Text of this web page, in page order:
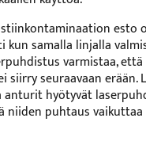
esto
kun samalla linjalla
varmistaa,
siirry seuraavaan erään.
hyötyvät
niiden puhtaus